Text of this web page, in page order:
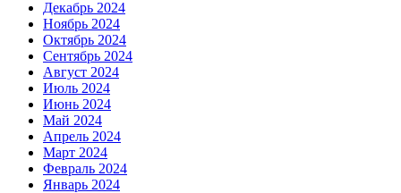
Декабрь 2024
Ноябрь 2024
Октябрь 2024
Сентябрь 2024
Август 2024
Июль 2024
Июнь 2024
Май 2024
Апрель 2024
Март 2024
Февраль 2024
Январь 2024